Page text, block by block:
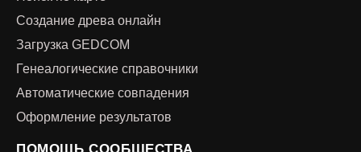
Создание древа онлайн
Загрузка GEDCOM
Генеалогические справочники
Автоматические совпадения
Оформление результатов
ПОМОЩЬ СООБЩЕСТВА